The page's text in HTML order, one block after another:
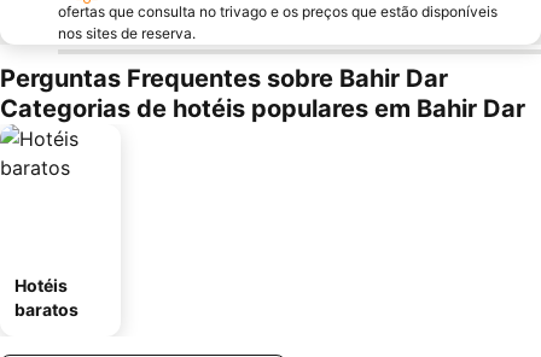
ofertas que consulta no trivago e os preços que estão disponíveis
nos sites de reserva.
Perguntas Frequentes sobre Bahir Dar
Categorias de hotéis populares em Bahir Dar
Hotéis
baratos